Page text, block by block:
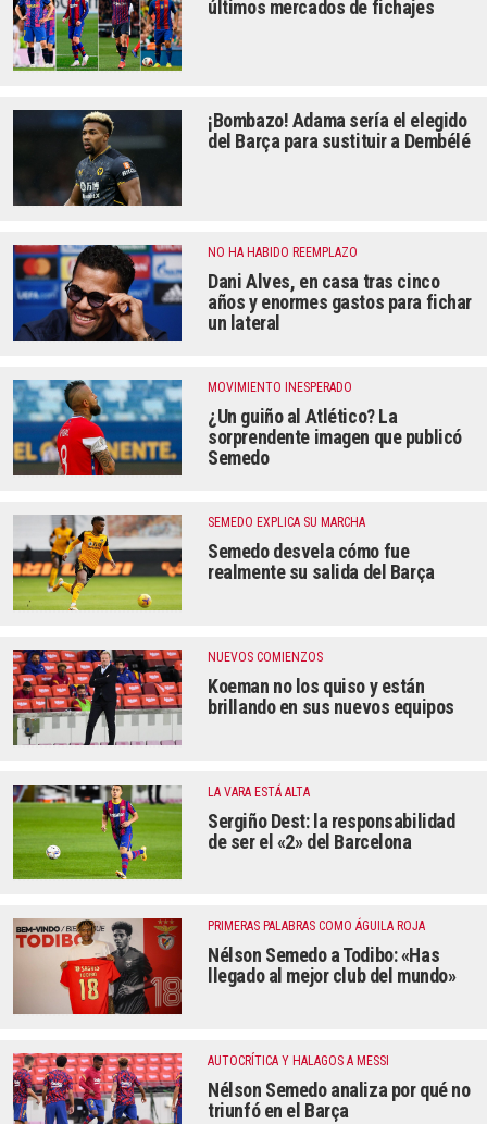
últimos mercados de fichajes
¡Bombazo! Adama sería el elegido
del Barça para sustituir a Dembélé
NO HA HABIDO REEMPLAZO
Dani Alves, en casa tras cinco
años y enormes gastos para fichar
un lateral
MOVIMIENTO INESPERADO
¿Un guiño al Atlético? La
sorprendente imagen que publicó
Semedo
SEMEDO EXPLICA SU MARCHA
Semedo desvela cómo fue
realmente su salida del Barça
NUEVOS COMIENZOS
Koeman no los quiso y están
brillando en sus nuevos equipos
LA VARA ESTÁ ALTA
Sergiño Dest: la responsabilidad
de ser el «2» del Barcelona
PRIMERAS PALABRAS COMO ÁGUILA ROJA
Nélson Semedo a Todibo: «Has
llegado al mejor club del mundo»
AUTOCRÍTICA Y HALAGOS A MESSI
Nélson Semedo analiza por qué no
triunfó en el Barça